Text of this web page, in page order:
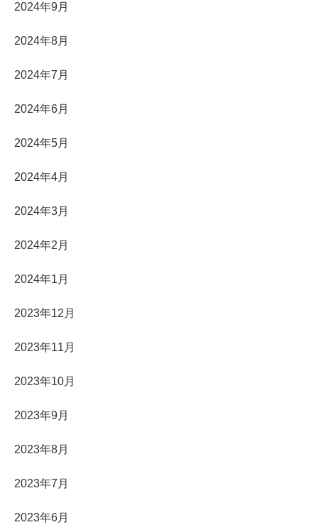
2024年9月
2024年8月
2024年7月
2024年6月
2024年5月
2024年4月
2024年3月
2024年2月
2024年1月
2023年12月
2023年11月
2023年10月
2023年9月
2023年8月
2023年7月
2023年6月